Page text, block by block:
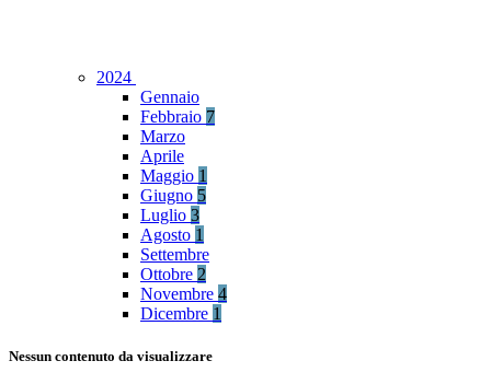
2024
Gennaio
Febbraio 7
Marzo
Aprile
Maggio 1
Giugno 5
Luglio 3
Agosto 1
Settembre
Ottobre 2
Novembre 4
Dicembre 1
Nessun contenuto da visualizzare